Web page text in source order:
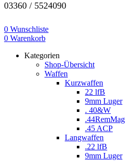
03360 / 5524090
0 Wunschliste
0 Warenkorb
Kategorien
Shop-Übersicht
Waffen
Kurzwaffen
22 lfB
9mm Luger
. 40&W
.44RemMag
.45 ACP
Langwaffen
.22 lfB
9mm Luger